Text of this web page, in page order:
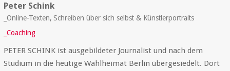
Peter Schink
_Online-Texten, Schreiben über sich selbst & Künstlerportraits
_Coaching
PETER SCHINK ist ausgebildeter Journalist und nach dem
Studium in die heutige Wahlheimat Berlin übergesiedelt. Dort